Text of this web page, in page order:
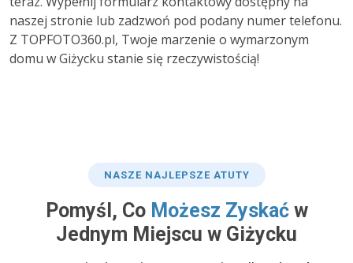
naszej stronie lub zadzwoń pod podany numer telefonu.
Z TOPFOTO360.pl, Twoje marzenie o wymarzonym
domu w Giżycku stanie się rzeczywistością!
NASZE NAJLEPSZE ATUTY
Pomyśl, Co Możesz Zyskaćw
Jednym Miejscu w Giżycku